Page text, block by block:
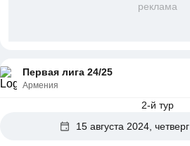
реклама
Первая лига 24/25
Армения
2-й тур
15 августа 2024, четверг